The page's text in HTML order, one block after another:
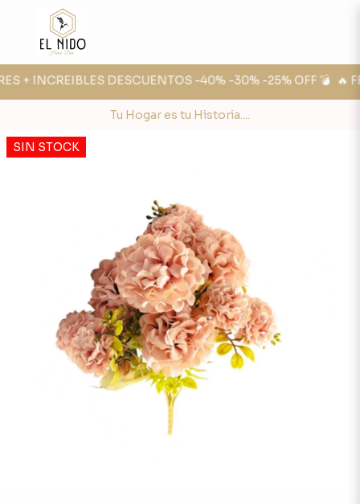
+ INCREIBLES DESCUENTOS -40% -30% -25% OFF 💣 🔥
Tu Hogar es tu Historia....
SIN STOCK